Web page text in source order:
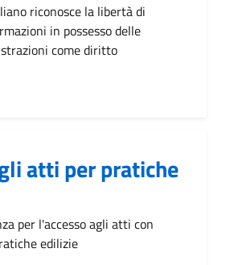
riconosce la libertà di
in possesso delle
come diritto
atti per pratiche
per l'accesso agli atti con
edilizie